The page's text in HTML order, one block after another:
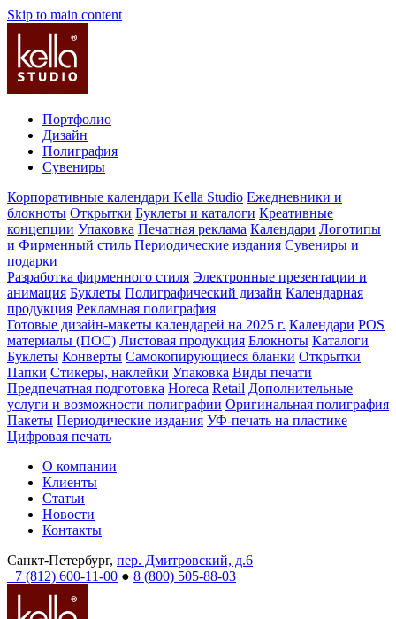
Skip to main content
Портфолио
Дизайн
Полиграфия
Сувениры
Корпоративные календари Kella Studio Ежедневники и
блокноты Открытки Буклеты и каталоги Креативные
концепции Упаковка Печатная реклама Календари Логотипы
и Фирменный стиль Периодические издания Сувениры и
подарки
Разработка фирменного стиля Электронные презентации и
анимация Буклеты Полиграфический дизайн Календарная
продукция Рекламная полиграфия
Готовые дизайн-макеты календарей на 2025 г. Календари POS
материалы (ПОС) Листовая продукция Блокноты Каталоги
Буклеты Конверты Самокопирующиеся бланки Открытки
Папки Стикеры, наклейки Упаковка Виды печати
Предпечатная подготовка Horeca Retail Дополнительные
услуги и возможности полиграфии Оригинальная полиграфия
Пакеты Периодические издания УФ-печать на пластике
Цифровая печать
О компании
Клиенты
Статьи
Новости
Контакты
Санкт-Петербург, пер. Дмитровский, д.6
+7 (812) 600-11-00 ● 8 (800) 505-88-03